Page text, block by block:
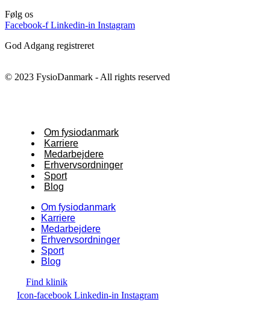
Følg os
Facebook-f Linkedin-in Instagram
God Adgang registreret
© 2023 FysioDanmark - All rights reserved
Om fysiodanmark
Karriere
Medarbejdere
Erhvervsordninger
Sport
Blog
Om fysiodanmark
Karriere
Medarbejdere
Erhvervsordninger
Sport
Blog
Find klinik
Icon-facebook Linkedin-in Instagram